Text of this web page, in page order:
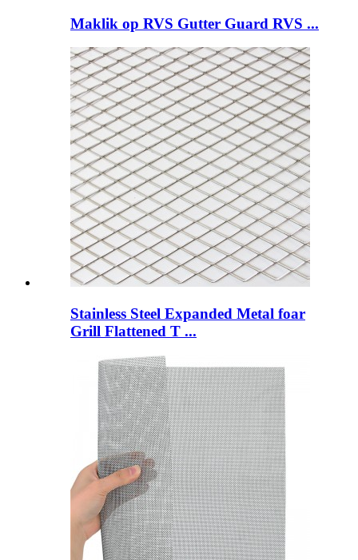
Maklik op RVS Gutter Guard RVS ...
Stainless Steel Expanded Metal foar
Grill Flattened T ...